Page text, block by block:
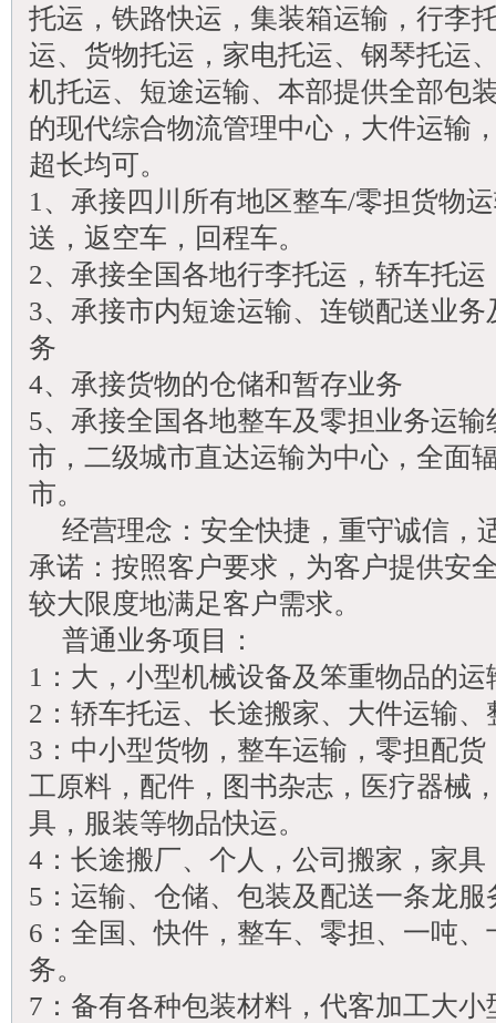
托运，铁路快运，集装箱运输，行李
运、货物托运，家电托运、钢琴托运
机托运、短途运输、本部提供全部包
的现代综合物流管理中心，大件运输
超长均可。
1、承接四川所有地区整车/零担货物
送，返空车，回程车。
2、承接全国各地行李托运，轿车托
3、承接市内短途运输、连锁配送业
务
4、承接货物的仓储和暂存业务
5、承接全国各地整车及零担业务运
市，二级城市直达运输为中心，全面
市。
经营理念：安全快捷，重守诚信，
承诺：按照客户要求，为客户提供安
较大限度地满足客户需求。
普通业务项目：
1：大，小型机械设备及笨重物品的运
2：轿车托运、长途搬家、大件运输
3：中小型货物，整车运输，零担配
工原料，配件，图书杂志，医疗器械
具，服装等物品快运。
4：长途搬厂、个人，公司搬家，家
5：运输、仓储、包装及配送一条龙服
6：全国、快件，整车、零担、一吨
务。
7：备有各种包装材料，代客加工大